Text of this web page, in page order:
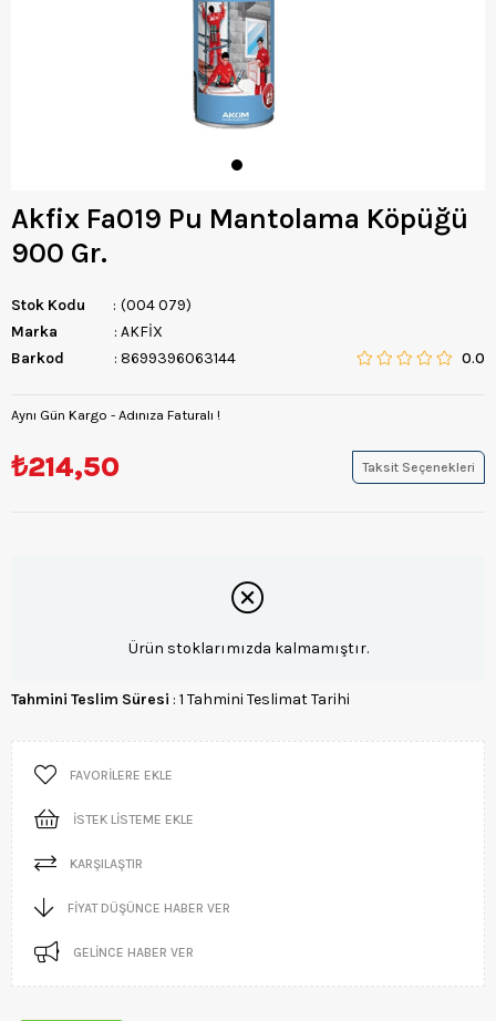
Akfix Fa019 Pu Mantolama Köpüğü
900 Gr.
Stok Kodu
(004 079)
Marka
: AKFİX
Barkod
: 8699396063144 0.0
Aynı Gün Kargo - Adınıza Faturalı !
₺214,50 Taksit Seçenekleri
Ürün stoklarımızda kalmamıştır.
Tahmini Teslim Süresi : 1 Tahmini Teslimat Tarihi
FAVORILERE EKLE
İSTEK LISTEME EKLE
KARŞILAŞTIR
FIYAT DÜŞÜNCE HABER VER
GELINCE HABER VER